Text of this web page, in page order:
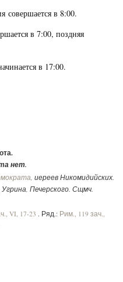
совершается в 8:00.
в 7:00, поздняя
в 17:00.
нет.
, иереев Никомидийских.
Угрина, Печерского. Сщмч.
VI, 17-23 . Ряд.: Рим., 119 зач.,